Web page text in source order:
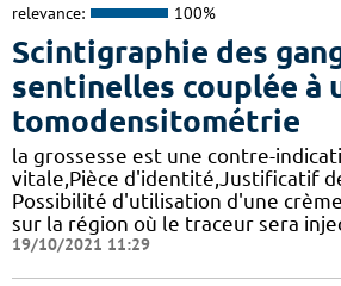
relevance: 100%
Scintigraphie des
sentinelles couplée à
tomodensitométrie
la grossesse est une contre-
vitale,Pièce d'identité,Justificatif
Possibilité d'utilisation d'une
sur la région où le traceur sera
19/10/2021 11:29